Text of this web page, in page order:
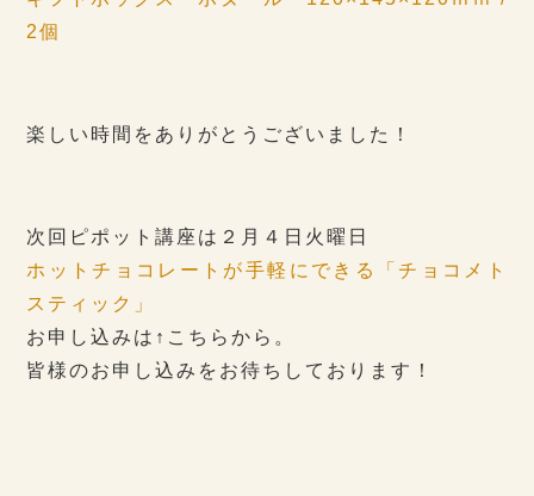
2個
楽しい時間をありがとうございました！
次回ピポット講座は２月４日火曜日
ホットチョコレートが手軽にできる「チョコメト
スティック」
お申し込みは↑こちらから。
皆様のお申し込みをお待ちしております！